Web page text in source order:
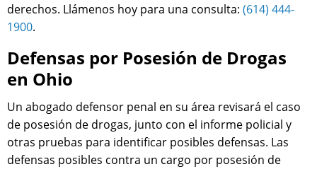
derechos. Llámenos hoy para una consulta: (614) 444-
1900.
Defensas por Posesión de Drogas
en Ohio
Un abogado defensor penal en su área revisará el caso
de posesión de drogas, junto con el informe policial y
otras pruebas para identificar posibles defensas. Las
defensas posibles contra un cargo por posesión de